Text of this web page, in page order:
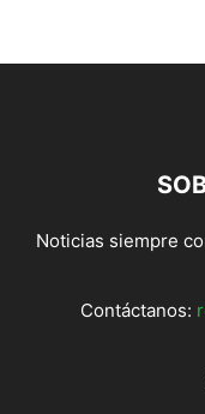
Noticias siempre
Contáctanos: